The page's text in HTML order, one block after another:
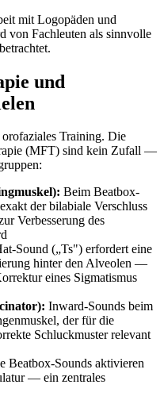
mit Logopäden und
von Fachleuten als sinnvolle
und
Training. Die
(MFT) sind kein Zufall —
Beim Beatbox-
der bilabiale Verschluss
Verbesserung des
Sound („Ts") erfordert eine
hinter den Alveolen —
eines Sigmatismus
Inward-Sounds beim
der für die
Schluckmuster relevant
Beatbox-Sounds aktivieren
— ein zentrales